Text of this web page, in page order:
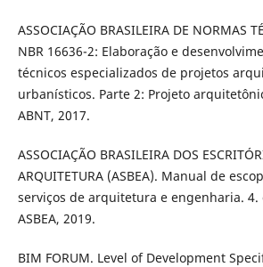
ASSOCIAÇÃO BRASILEIRA DE NORMAS
NBR 16636-2: Elaboração e
técnicos especializados de projetos
urbanísticos. Parte 2: Projeto
ABNT, 2017.
ASSOCIAÇÃO BRASILEIRA DOS
ARQUITETURA (ASBEA). Manual de
serviços de arquitetura e engenharia. 4.
ASBEA, 2019.
BIM FORUM. Level of Development